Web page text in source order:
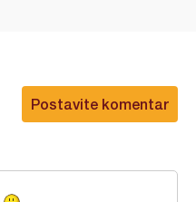
Postavite komentar